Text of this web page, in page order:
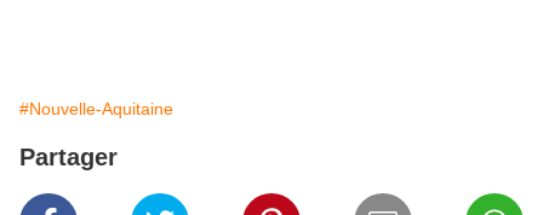
#Nouvelle-Aquitaine
Partager